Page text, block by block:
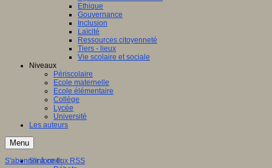
Ethique
Gouvernance
Inclusion
Laïcité
Ressources citoyenneté
Tiers - lieux
Vie scolaire et sociale
Niveaux
Périscolaire
Ecole maternelle
Ecole élémentaire
Collège
Lycée
Université
Les auteurs
Menu
S'informer
S'abonner à ce flux RSS